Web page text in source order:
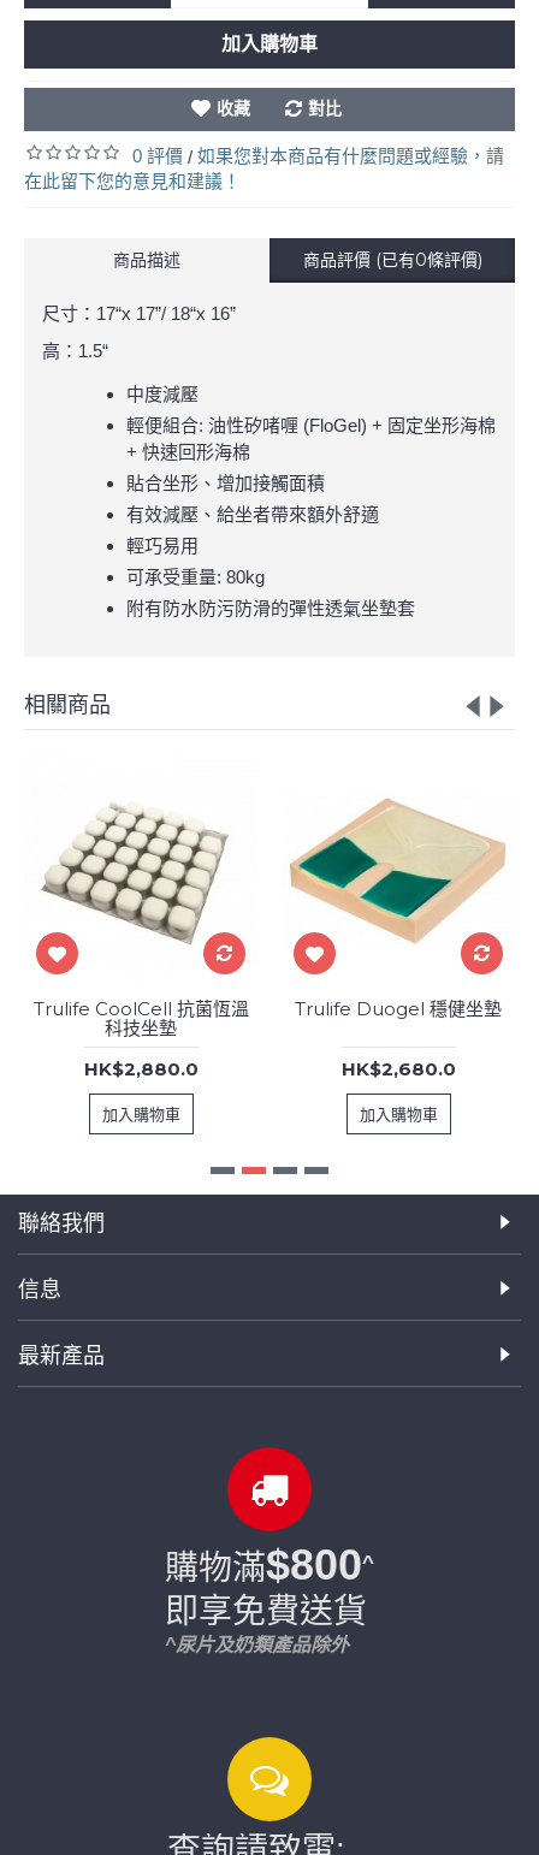
加入購物車
收藏 對比
0 評價 / 如果您對本商品有什麼問題或經驗，請
在此留下您的意見和建議！
商品描述 商品評價 (已有0條評價)
尺寸：17“x 17”/ 18“x 16”
高：1.5“
中度減壓
輕便組合: 油性矽啫喱 (FloGel) + 固定坐形海棉
+ 快速回形海棉
貼合坐形、增加接觸面積
有效減壓、給坐者帶來額外舒適
輕巧易用
可承受重量: 80kg
附有防水防污防滑的彈性透氣坐墊套
相關商品
Trulife CoolCell 抗菌恆溫
科技坐墊
HK$2,880.0
加入購物車
Trulife Duogel 穩健坐墊
HK$2,680.0
加入購物車
聯絡我們
信息
最新產品
購物滿$800^
即享免費送貨
^尿片及奶類產品除外